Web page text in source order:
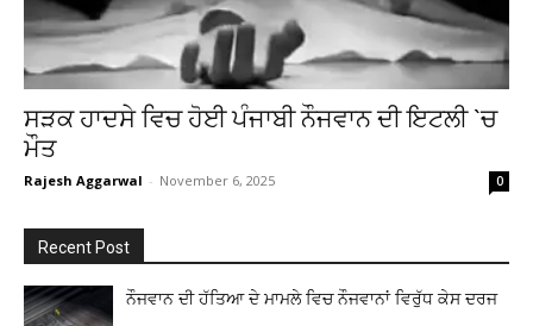
ਸੜਕ ਹਾਦਸੇ ਵਿਚ ਹੋਈ ਪੰਜਾਬੀ ਨੌਜਵਾਨ ਦੀ ਇਟਲੀ `ਚ
ਮੌਤ
Rajesh Aggarwal - November 6, 2025 0
Recent Post
ਨੌਜਵਾਨ ਦੀ ਹੱਤਿਆ ਦੇ ਮਾਮਲੇ ਵਿਚ ਨੌਜਵਾਨਾਂ ਵਿਰੁੱਧ ਕੇਸ ਦਰਜ